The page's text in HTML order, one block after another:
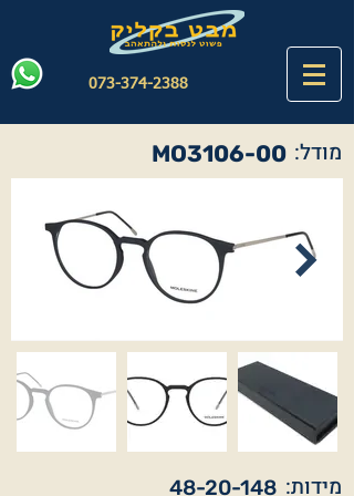
073-374-2388
MO3106-00 מודל:
48-20-148 מידות: